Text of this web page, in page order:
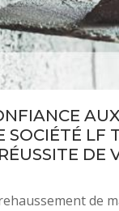
SOCIÉTÉ LF
DE
de